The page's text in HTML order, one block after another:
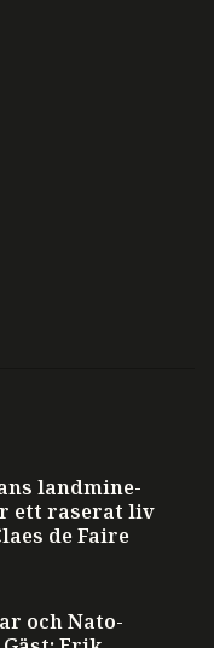
landmine-
ett raserat liv
de Faire
och Nato-